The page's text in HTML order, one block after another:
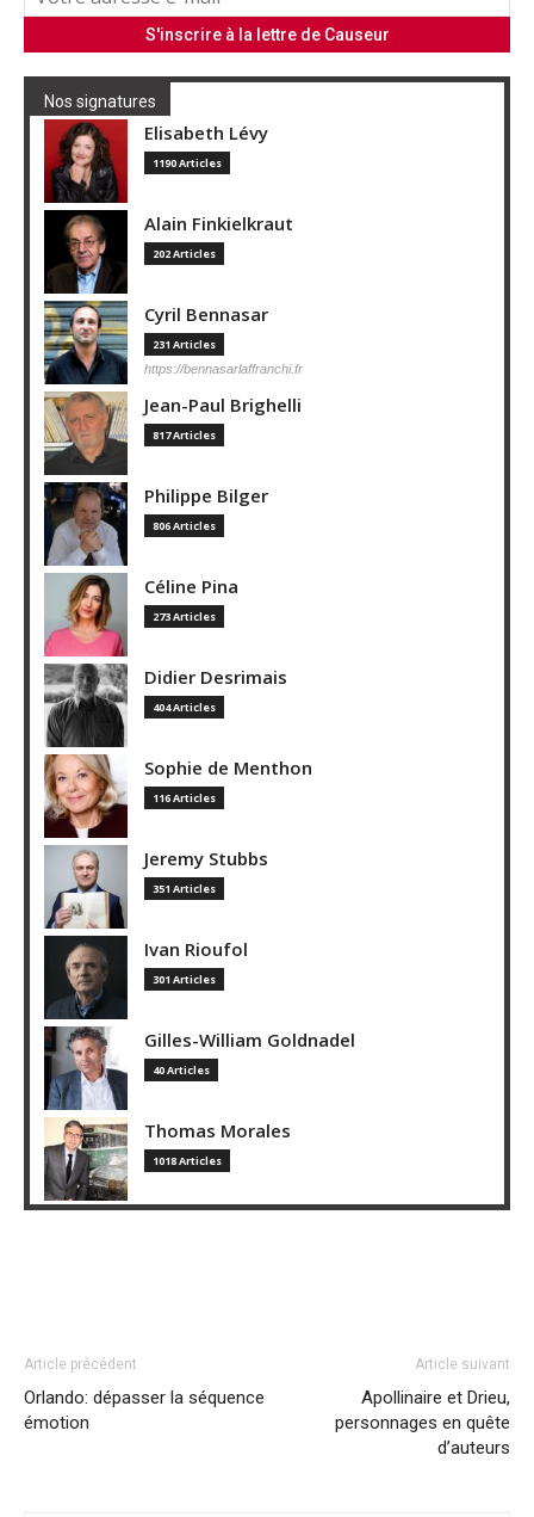
Nos signatures
Elisabeth Lévy
1190 Articles
Alain Finkielkraut
202 Articles
Cyril Bennasar
231 Articles
https://bennasarlaffranchi.fr
Jean-Paul Brighelli
817 Articles
Philippe Bilger
806 Articles
Céline Pina
273 Articles
Didier Desrimais
404 Articles
Sophie de Menthon
116 Articles
Jeremy Stubbs
351 Articles
Ivan Rioufol
301 Articles
Gilles-William Goldnadel
40 Articles
Thomas Morales
1018 Articles
Article précédent
Orlando: dépasser la séquence
émotion
Article suivant
Apollinaire et Drieu,
personnages en quête
d’auteurs